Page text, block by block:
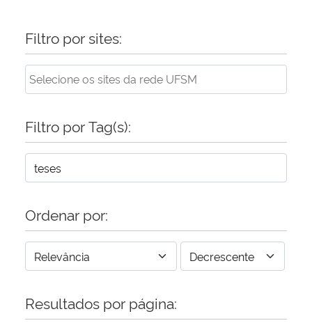
Filtro por sites:
Filtro por Tag(s):
Ordenar por:
Resultados por página: